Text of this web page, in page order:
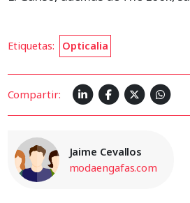
Etiquetas: Opticalia
Compartir:
Jaime Cevallos
modaengafas.com